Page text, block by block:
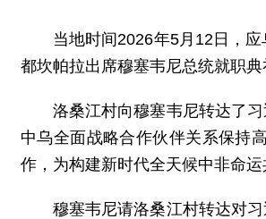
当地时间2026年5月12日，
都坎帕拉出席穆塞韦尼总统就职
洛桑江村向穆塞韦尼转达了
中乌全面战略合作伙伴关系保持
作，为构建新时代全天候中非命
穆塞韦尼请洛桑江村转达对